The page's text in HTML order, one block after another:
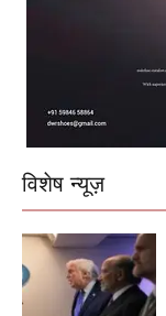
विशेष न्यूज़